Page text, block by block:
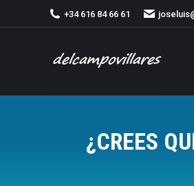
+34 616 84 66 61
¿CREES